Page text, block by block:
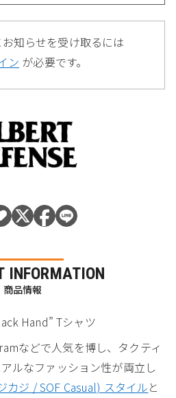
知らせを受け取るには
ン が必要です。
INFORMATION
商品情報
Hand” Tシャツ
などで人気を博し、タクティ
ルなファッション性が両立し
カジ / SOF Casual) スタイルと